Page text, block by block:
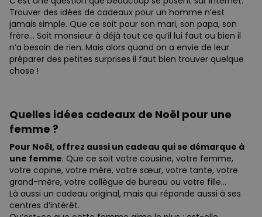
Trouver des idées de cadeaux pour un homme n’est
jamais simple. Que ce soit pour son mari, son papa, son
frère… Soit monsieur à déjà tout ce qu’il lui faut ou bien il
n’a besoin de rien. Mais alors quand on a envie de leur
préparer des petites surprises il faut bien trouver quelque
chose !
Quelles idées cadeaux de Noël pour une
femme ?
Pour Noël, offrez aussi un cadeau qui se démarque à
une femme. Que ce soit votre cousine, votre femme,
votre copine, votre mère, votre sœur, votre tante, votre
grand-mère, votre collègue de bureau ou votre fille…
Là aussi un cadeau original, mais qui réponde aussi à ses
centres d’intérêt.